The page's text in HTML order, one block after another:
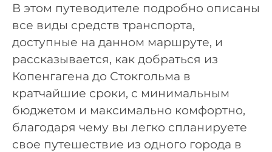
В этом путеводителе подробно описаны
все виды средств транспорта,
доступные на данном маршруте, и
рассказывается, как добраться из
Копенгагена до Стокгольма в
кратчайшие сроки, с минимальным
бюджетом и максимально комфортно,
благодаря чему вы легко спланируете
свое путешествие из одного города в